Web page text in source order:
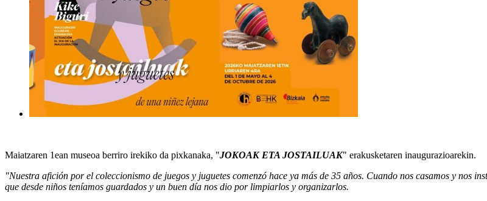
Maiatzaren 1ean museoa berriro irekiko da pixkanaka, "JOKOAK ETA JOSTAILUAK" erakusketaren inaugurazioarekin.
"Nuestra afición por el coleccionismo de juegos y juguetes comenzó hace ya más de 35 años. Cuando nos casamos y nos
que desde niños teníamos guardados y un buen día nos dio por limpiarlos y organizarlos.